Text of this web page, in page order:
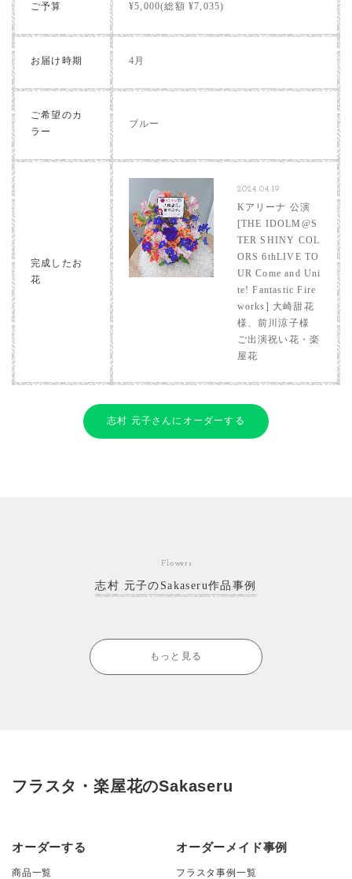
ご予算 ¥5,000(総額 ¥7,035)
お届け時期 4月
ご希望のカ
ラー
ブルー
完成したお
花
2024.04.19
Kアリーナ 公演
[THE IDOLM@S
TER SHINY COL
ORS 6thLIVE TO
UR Come and Uni
te! Fantastic Fire
works] 大崎甜花
様、前川涼子様
ご出演祝い花・楽
屋花
志村 元子さんにオーダーする
Flowers
志村 元子のSakaseru作品事例
もっと見る
フラスタ・楽屋花のSakaseru
オーダーする
商品一覧
オーダーメイド事例
フラスタ事例一覧